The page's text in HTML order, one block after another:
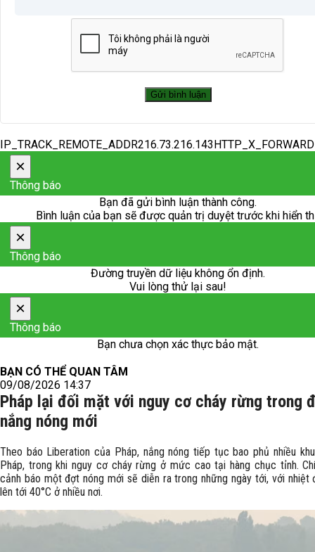
×
Thông báo
Bạn đã gửi bình luận thành công.
Bình luận của bạn sẽ được quản trị duyệt trước khi hiển
×
Thông báo
Đường truyền dữ liệu không ổn định.
Vui lòng thử lại sau!
×
Thông báo
Bạn chưa chọn xác thực bảo mật.
BẠN CÓ THỂ QUAN TÂM
09/08/2026 14:37
Pháp lại đối mặt với nguy cơ cháy rừng trong
nắng nóng mới
Theo báo Liberation của Pháp, nắng nóng tiếp tục bao phủ nhiều
Pháp, trong khi nguy cơ cháy rừng ở mức cao tại hàng chục tỉnh.
cảnh báo một đợt nóng mới sẽ diễn ra trong những ngày tới, với nhiệt
lên tới 40°C ở nhiều nơi.